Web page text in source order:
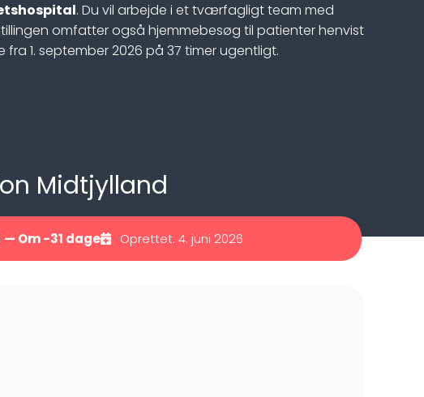
. Du vil arbejde i et tværfagligt team med
omfatter også hjemmebesøg til patienter henvist
1. september 2026 på 37 timer ugentligt.
Midtjylland
— Om -31 dage Oprettet: 4. juni 2026